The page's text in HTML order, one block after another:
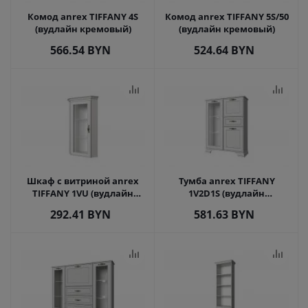
Комод anrex TIFFANY 4S
(вудлайн кремовый)
566.54 BYN
Комод anrex TIFFANY 5S/50
(вудлайн кремовый)
524.64 BYN
Шкаф с витриной anrex
TIFFANY 1VU (вудлайн
292.41 BYN
Тумба anrex TIFFANY
1V2D1S (вудлайн
581.63 BYN